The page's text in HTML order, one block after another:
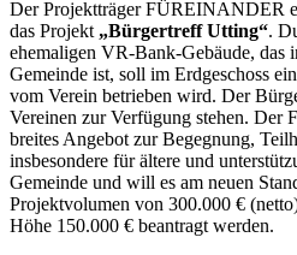
Der Projektträger FÜREINANDER
das Projekt „Bürgertreff Utting“.
ehemaligen VR-Bank-Gebäude, das
Gemeinde ist, soll im Erdgeschoss
vom Verein betrieben wird. Der
Vereinen zur Verfügung stehen.
breites Angebot zur Begegnung,
insbesondere für ältere und
Gemeinde und will es am neuen
Projektvolumen von 300.000 €
Höhe 150.000 € beantragt werden.